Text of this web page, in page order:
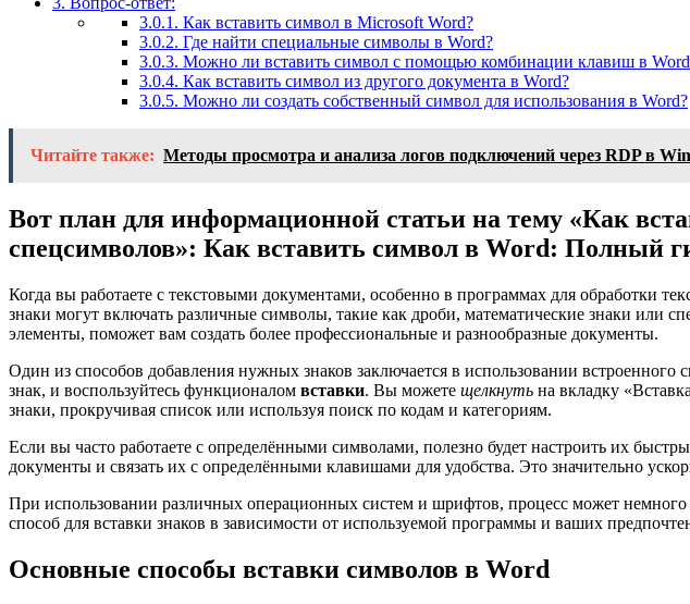
3.0.1. Как вставить символ в Microsoft Word?
3.0.2. Где найти специальные символы в Word?
3.0.3. Можно ли вставить символ с помощью комбинации клавиш в
3.0.4. Как вставить символ из другого документа в Word?
3.0.5. Можно ли создать собственный символ для использования в Word?
Читайте также: Методы просмотра и анализа логов подключений через RDP в
Вот план для информационной статьи на тему «Как
спецсимволов»: Как вставить символ в Word: Полный
Когда вы работаете с текстовыми документами, особенно в программах для обработки
знаки могут включать различные символы, такие как дроби, математические знаки или
элементы, поможет вам создать более профессиональные и разнообразные документы.
Один из способов добавления нужных знаков заключается в использовании встроенного
знак, и воспользуйтесь функционалом вставки. Вы можете щелкнуть на вкладку
знаки, прокручивая список или используя поиск по кодам и категориям.
Если вы часто работаете с определёнными символами, полезно будет настроить их
документы и связать их с определёнными клавишами для удобства. Это значительно
При использовании различных операционных систем и шрифтов, процесс может
способ для вставки знаков в зависимости от используемой программы и ваших
Основные способы вставки символов в Word